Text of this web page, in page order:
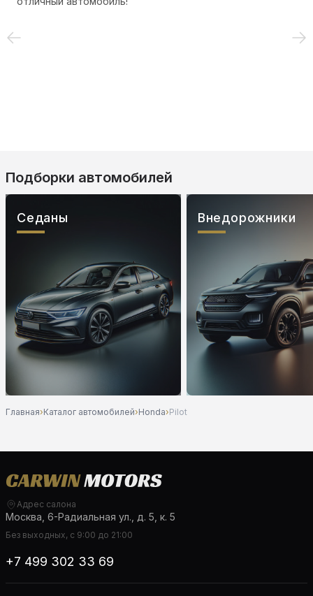
Подборки автомобилей
Седаны Внедорожники
Главная›Каталог автомобилей›Honda›Pilot
Адрес салона
Москва, 6-Радиальная ул., д. 5, к. 5
Без выходных, с 9:00 до 21:00
+7 499 302 33 69